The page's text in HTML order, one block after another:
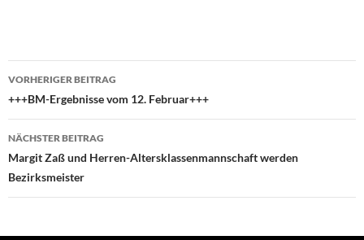
Beitragsnavigation
VORHERIGER BEITRAG
+++BM-Ergebnisse vom 12. Februar+++
NÄCHSTER BEITRAG
Margit Zaß und Herren-Altersklassenmannschaft werden
Bezirksmeister